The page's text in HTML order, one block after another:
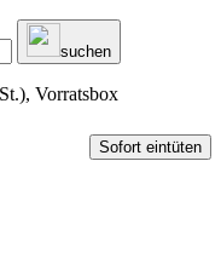
suchen
Vorratsbox
Sofort eintüten